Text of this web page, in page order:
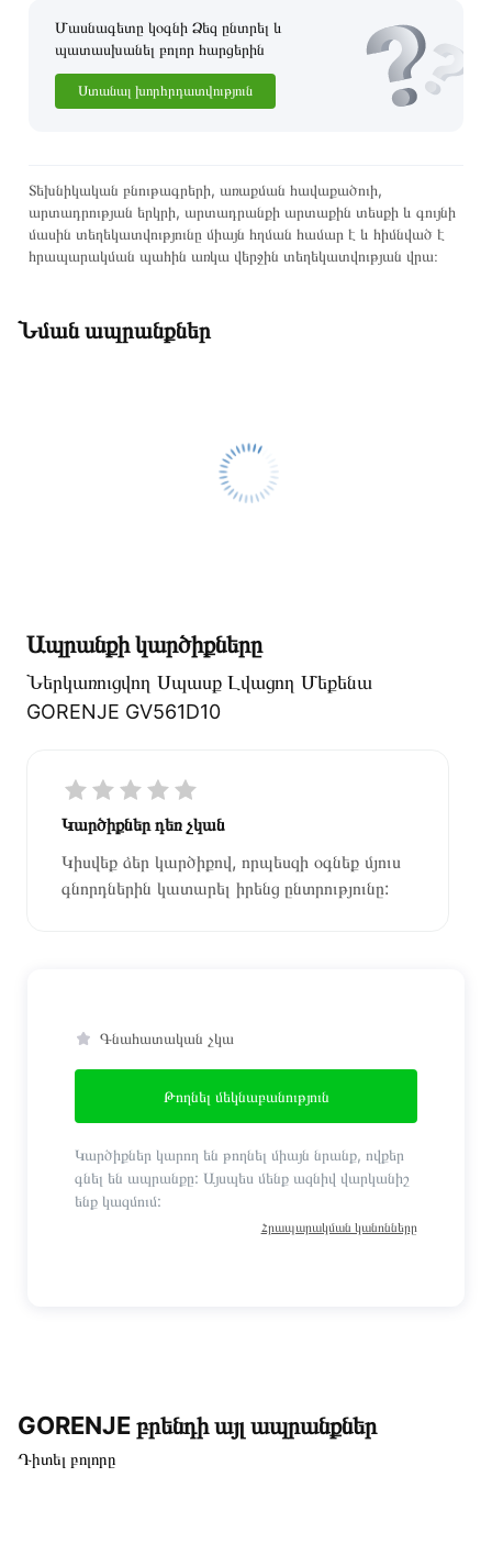
Մասնագետը կօգնի Ձեզ ընտրել և
պատասխանել բոլոր հարցերին
Ստանալ խորհրդատվություն
Տեխնիկական բնութագրերի, առաքման հավաքածուի,
արտադրության երկրի, արտադրանքի արտաքին տեսքի և գույնի
մասին տեղեկատվությունը միայն հղման համար է և հիմնված է
հրապարակման պահին առկա վերջին տեղեկատվության վրա։
Նման ապրանքներ
Ապրանքի կարծիքները
Ներկառուցվող Սպասք Լվացող Մեքենա
GORENJE GV561D10
Կարծիքներ դեռ չկան
Կիսվեք ձեր կարծիքով, որպեսզի օգնեք մյուս
գնորդներին կատարել իրենց ընտրությունը:
Գնահատական չկա
Թողնել մեկնաբանություն
Կարծիքներ կարող են թողնել միայն նրանք, ովքեր
գնել են ապրանքը: Այսպես մենք ազնիվ վարկանիշ
ենք կազմում:
Հրապարակման կանոնները
GORENJE բրենդի այլ ապրանքներ
Դիտել բոլորը